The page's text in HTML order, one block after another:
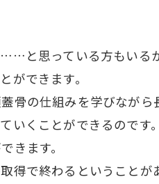
と思っている方もいる
ができます。
骨の仕組みを学びなが
いくことができるので
きます。
得で終わるということ